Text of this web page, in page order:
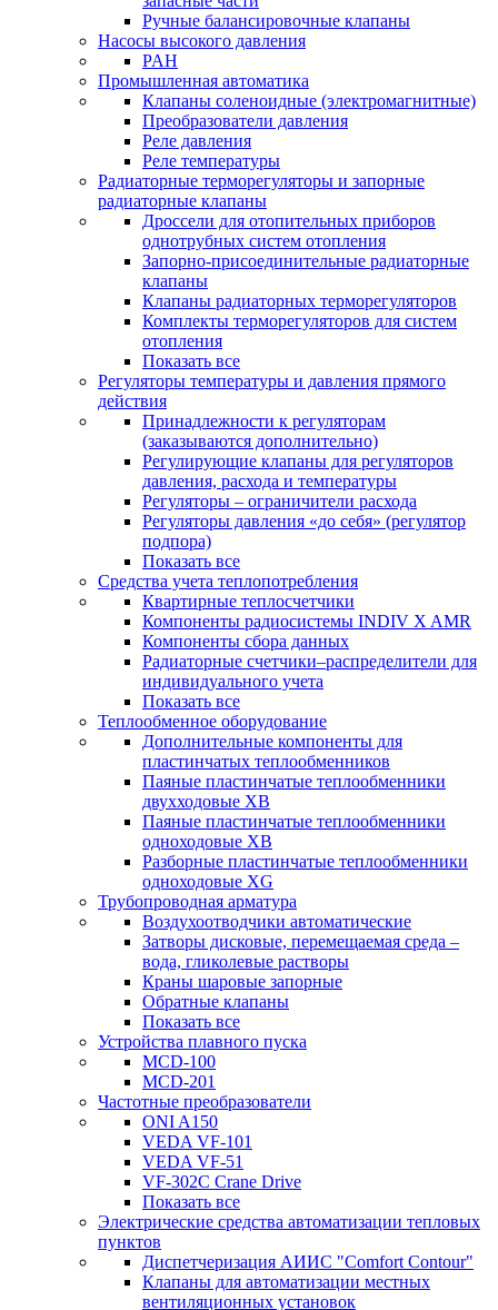
Ручные балансировочные клапаны
Насосы высокого давления
PAH
Промышленная автоматика
Клапаны соленоидные (электромагнитные)
Преобразователи давления
Реле давления
Реле температуры
Радиаторные терморегуляторы и запорные
радиаторные клапаны
Дроссели для отопительных приборов
однотрубных систем отопления
Запорно-присоединительные радиаторные
клапаны
Клапаны радиаторных терморегуляторов
Комплекты терморегуляторов для систем
отопления
Показать все
Регуляторы температуры и давления прямого
действия
Принадлежности к регуляторам
(заказываются дополнительно)
Регулирующие клапаны для регуляторов
давления, расхода и температуры
Регуляторы – ограничители расхода
Регуляторы давления «до себя» (регулятор
подпора)
Показать все
Средства учета теплопотребления
Квартирные теплосчетчики
Компоненты радиосистемы INDIV X AMR
Компоненты сбора данных
Радиаторные счетчики–распределители для
индивидуального учета
Показать все
Теплообменное оборудование
Дополнительные компоненты для
пластинчатых теплообменников
Паяные пластинчатые теплообменники
двухходовые XB
Паяные пластинчатые теплообменники
одноходовые ХВ
Разборные пластинчатые теплообменники
одноходовые ХG
Трубопроводная арматура
Воздухоотводчики автоматические
Затворы дисковые, перемещаемая среда –
вода, гликолевые растворы
Краны шаровые запорные
Обратные клапаны
Показать все
Устройства плавного пуска
MCD-100
MCD-201
Частотные преобразователи
ONI A150
VEDA VF-101
VEDA VF-51
VF-302C Crane Drive
Показать все
Электрические средства автоматизации тепловых
пунктов
Диспетчеризация АИИС "Comfort Contour"
Клапаны для автоматизации местных
вентиляционных установок